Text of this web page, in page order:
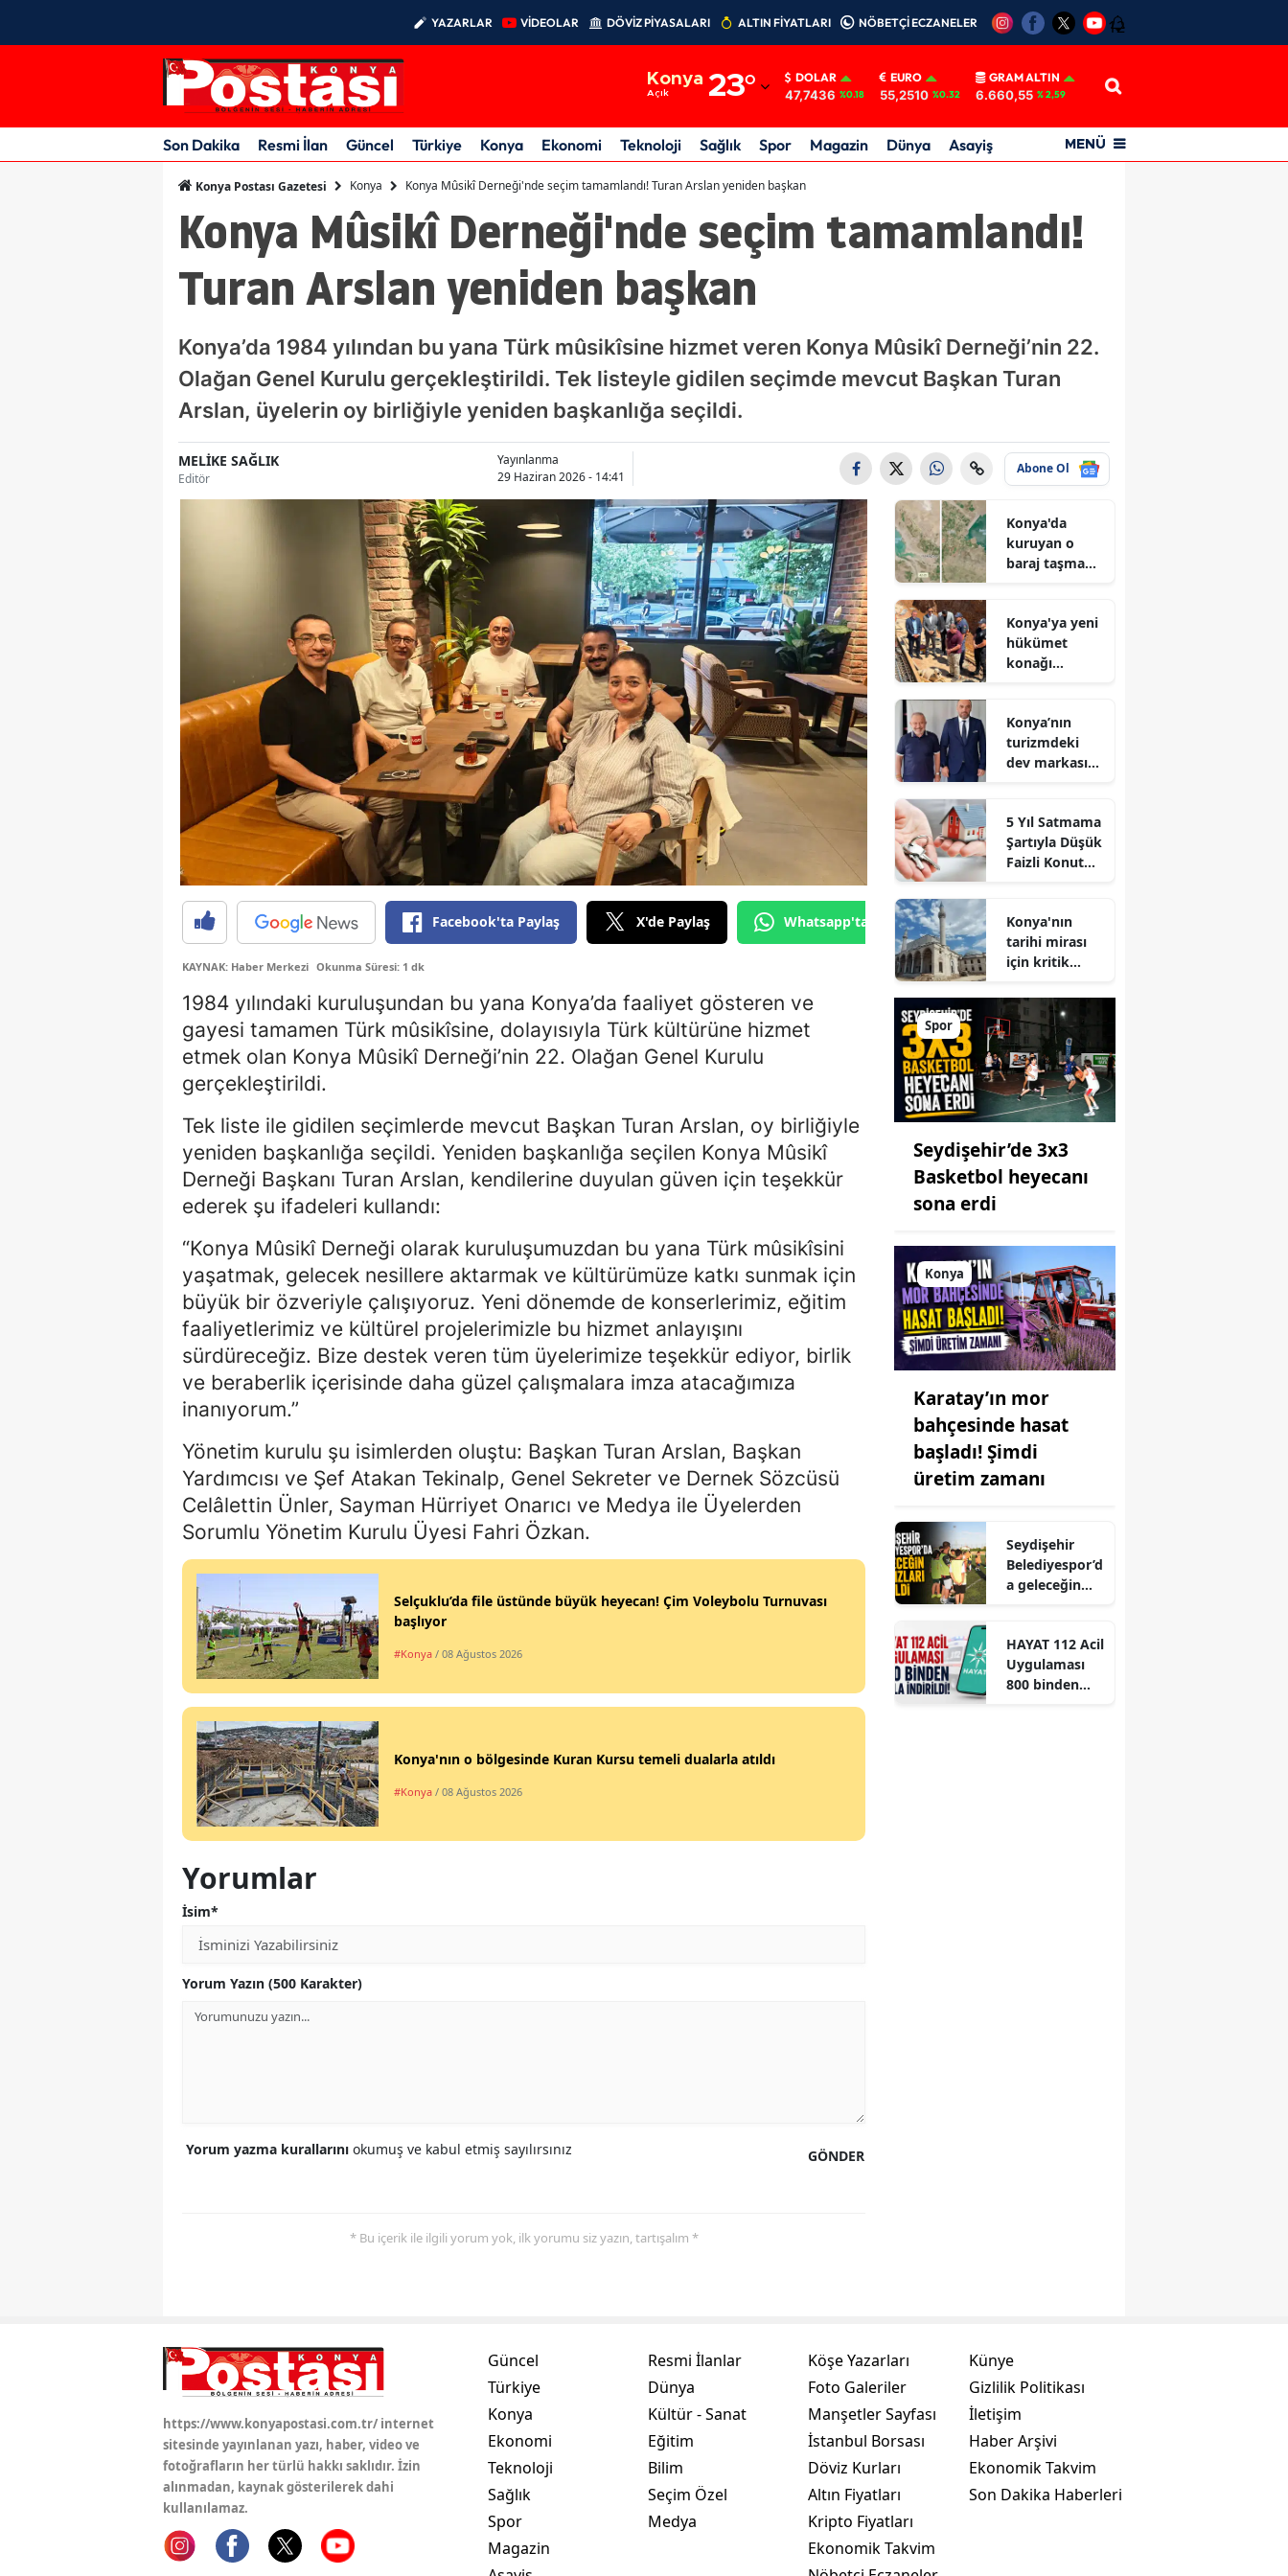
YAZARLAR VİDEOLAR DÖVİZ PİYASALARI ALTIN FİYATLARI NÖBETÇİ ECZANELER 12
Konya
Açık 23°
Adıyaman
Afyonkarahisar
Ankara
Antalya
Aydın
Balıkesir
Bitlis
Bolu
Burdur
Bursa
Çanakkale
Çankırı
Çorum
Denizli
Diyarbakır
Edirne
Elazığ
Erzurum
Eskişehir
Giresun
Gümüşhane
Hakkari
Isparta
Mersin
İstanbul
İzmir
Kastamonu
Kayseri
Kütahya
Trabzon
Şanlıurfa
Uşak
DOLAR
47,7436 %0.18
EURO
55,2510 %0.32
GRAM ALTIN
6.660,55 % 2,59
Son Dakika Resmi İlan Güncel Türkiye Konya Ekonomi Teknoloji Sağlık Spor Magazin Dünya Asayiş MENÜ
Konya Postası Gazetesi Konya Konya Mûsikî Derneği'nde seçim tamamlandı! Turan Arslan yeniden başkan
Konya Mûsikî Derneği'nde seçim tamamlandı!
Turan Arslan yeniden başkan
Konya’da 1984 yılından bu yana Türk mûsikîsine hizmet veren Konya Mûsikî Derneği’nin 22.
Olağan Genel Kurulu gerçekleştirildi. Tek listeyle gidilen seçimde mevcut Başkan Turan
Arslan, üyelerin oy birliğiyle yeniden başkanlığa seçildi.
MELİKE SAĞLIK
Editör
Yayınlanma
29 Haziran 2026 - 14:41
Abone Ol
Facebook'ta Paylaş X'de Paylaş Whatsapp'tan Gönder
KAYNAK: Haber Merkezi Okunma Süresi: 1 dk
1984 yılındaki kuruluşundan bu yana Konya’da faaliyet gösteren ve
gayesi tamamen Türk mûsikîsine, dolayısıyla Türk kültürüne hizmet
etmek olan Konya Mûsikî Derneği’nin 22. Olağan Genel Kurulu
gerçekleştirildi.
Tek liste ile gidilen seçimlerde mevcut Başkan Turan Arslan, oy birliğiyle
yeniden başkanlığa seçildi. Yeniden başkanlığa seçilen Konya Mûsikî
Derneği Başkanı Turan Arslan, kendilerine duyulan güven için teşekkür
ederek şu ifadeleri kullandı:
“Konya Mûsikî Derneği olarak kuruluşumuzdan bu yana Türk mûsikîsini
yaşatmak, gelecek nesillere aktarmak ve kültürümüze katkı sunmak için
büyük bir özveriyle çalışıyoruz. Yeni dönemde de konserlerimiz, eğitim
faaliyetlerimiz ve kültürel projelerimizle bu hizmet anlayışını
sürdüreceğiz. Bize destek veren tüm üyelerimize teşekkür ediyor, birlik
ve beraberlik içerisinde daha güzel çalışmalara imza atacağımıza
inanıyorum.”
Yönetim kurulu şu isimlerden oluştu: Başkan Turan Arslan, Başkan
Yardımcısı ve Şef Atakan Tekinalp, Genel Sekreter ve Dernek Sözcüsü
Celâlettin Ünler, Sayman Hürriyet Onarıcı ve Medya ile Üyelerden
Sorumlu Yönetim Kurulu Üyesi Fahri Özkan.
Selçuklu’da file üstünde büyük heyecan! Çim Voleybolu Turnuvası
başlıyor
#Konya / 08 Ağustos 2026
Konya'nın o bölgesinde Kuran Kursu temeli dualarla atıldı
#Konya / 08 Ağustos 2026
Yorumlar
İsim*
Yorum Yazın (500 Karakter)
GÖNDER
Yorum yazma kurallarını okumuş ve kabul etmiş sayılırsınız
* Bu içerik ile ilgili yorum yok, ilk yorumu siz yazın, tartışalım *
Konya'da
kuruyan o
baraj taşma
Konya'ya yeni
hükümet
konağı
Konya’nın
turizmdeki
dev markası
de zirveye
oynuyor
5 Yıl Satmama
Şartıyla Düşük
Faizli Konut
Konya'nın
tarihi mirası
için kritik
durum
açıklandı
Spor
Seydişehir’de 3x3
Basketbol heyecanı
sona erdi
Konya
Karatay’ın mor
bahçesinde hasat
başladı! Şimdi
üretim zamanı
Seydişehir
Belediyespor’d
a geleceğin
HAYAT 112 Acil
Uygulaması
800 binden
https://www.konyapostasi.com.tr/ internet
sitesinde yayınlanan yazı, haber, video ve
fotoğrafların her türlü hakkı saklıdır. İzin
alınmadan, kaynak gösterilerek dahi
kullanılamaz.
Güncel
Türkiye
Konya
Ekonomi
Teknoloji
Sağlık
Spor
Magazin
Resmi İlanlar
Dünya
Kültür - Sanat
Eğitim
Bilim
Seçim Özel
Medya
Köşe Yazarları
Foto Galeriler
Manşetler Sayfası
İstanbul Borsası
Döviz Kurları
Altın Fiyatları
Kripto Fiyatları
Ekonomik Takvim
Künye
Gizlilik Politikası
İletişim
Haber Arşivi
Ekonomik Takvim
Son Dakika Haberleri